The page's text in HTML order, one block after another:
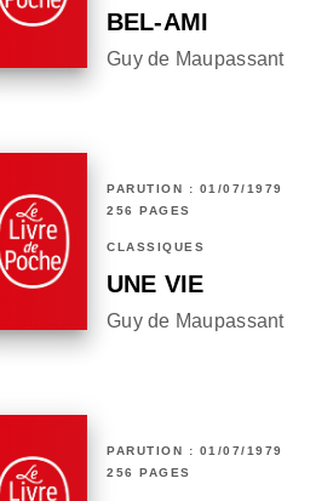
BEL-AMI
Guy de Maupassant
PARUTION : 01/07/1979
256 PAGES
CLASSIQUES
UNE VIE
Guy de Maupassant
PARUTION : 01/07/1979
256 PAGES